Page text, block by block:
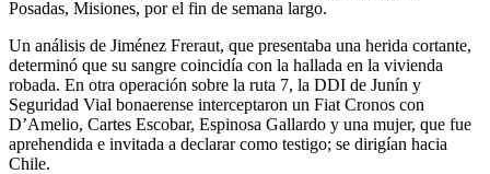
Posadas, Misiones, por el fin de semana largo.
Un análisis de Jiménez Freraut, que presentaba una herida cortante,
determinó que su sangre coincidía con la hallada en la vivienda
robada. En otra operación sobre la ruta 7, la DDI de Junín y
Seguridad Vial bonaerense interceptaron un Fiat Cronos con
D’Amelio, Cartes Escobar, Espinosa Gallardo y una mujer, que fue
aprehendida e invitada a declarar como testigo; se dirigían hacia
Chile.